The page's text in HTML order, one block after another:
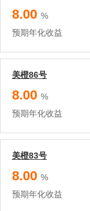
8.00 %
预期年化收益
美橙86号
8.00 %
预期年化收益
美橙83号
8.00 %
预期年化收益